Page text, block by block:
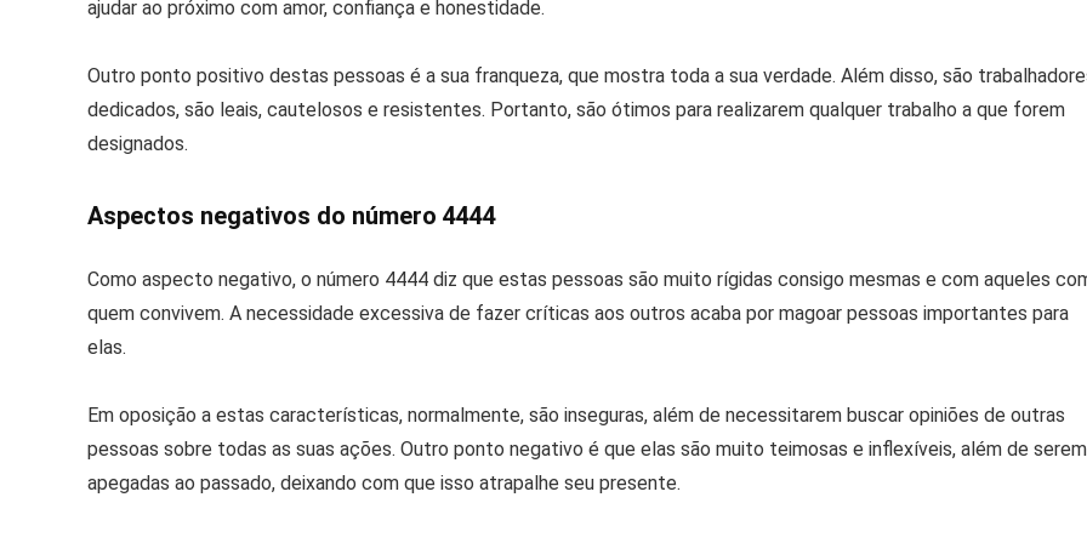
ajudar ao próximo com amor, confiança e honestidade.
Outro ponto positivo destas pessoas é a sua franqueza, que mostra toda a sua verdade. Além disso, são
dedicados, são leais, cautelosos e resistentes. Portanto, são ótimos para realizarem qualquer trabalho a que forem
designados.
Aspectos negativos do número 4444
Como aspecto negativo, o número 4444 diz que estas pessoas são muito rígidas consigo mesmas e com aqueles
quem convivem. A necessidade excessiva de fazer críticas aos outros acaba por magoar pessoas importantes para
elas.
Em oposição a estas características, normalmente, são inseguras, além de necessitarem buscar opiniões de outras
pessoas sobre todas as suas ações. Outro ponto negativo é que elas são muito teimosas e inflexíveis, além de serem
apegadas ao passado, deixando com que isso atrapalhe seu presente.